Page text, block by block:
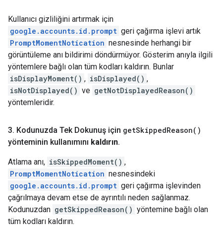
Kullanıcı gizliliğini artırmak için
google.accounts.id.prompt geri çağırma işlevi artık
PromptMomentNotication nesnesinde herhangi bir
görüntüleme anı bildirimi döndürmüyor. Gösterim anıyla ilgili
yöntemlere bağlı olan tüm kodları kaldırın. Bunlar
isDisplayMoment() , isDisplayed() ,
isNotDisplayed() ve getNotDisplayedReason()
yöntemleridir.
3. Kodunuzda Tek Dokunuş için getSkippedReason( )
yönteminin kullanımını kaldırın.
Atlama anı, isSkippedMoment() ,
PromptMomentNotication nesnesindeki
google.accounts.id.prompt geri çağırma işlevinden
çağrılmaya devam etse de ayrıntılı neden sağlanmaz.
Kodunuzdan getSkippedReason() yöntemine bağlı olan
tüm kodları kaldırın.